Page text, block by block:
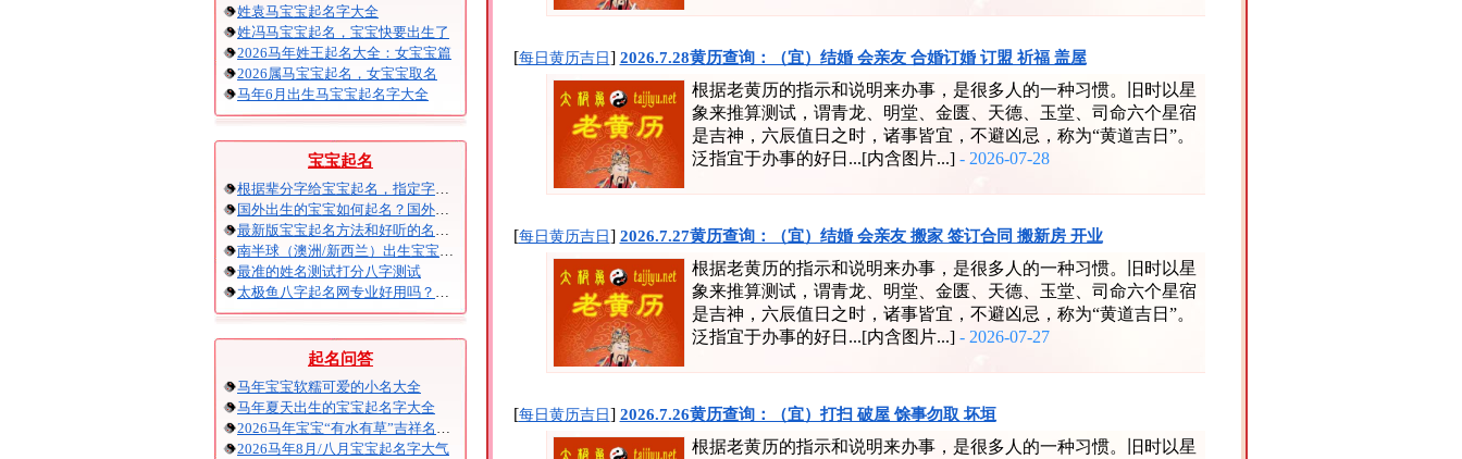
姓袁马宝宝起名字大全
姓冯马宝宝起名，宝宝快要出生了
2026马年姓王起名大全：女宝宝篇
2026属马宝宝起名，女宝宝取名
马年6月出生马宝宝起名字大全
宝宝起名
根据辈分字给宝宝起名，指定字宝宝起名大全
国外出生的宝宝如何起名？国外出生宝宝八字起名时间怎么算？
最新版宝宝起名方法和好听的名字精选
南半球（澳洲/新西兰）出生宝宝五行八字起名以及时间推算
最准的姓名测试打分八字测试
太极鱼八字起名网专业好用吗？太极鱼起名怎么样？
起名问答
马年宝宝软糯可爱的小名大全
马年夏天出生的宝宝起名字大全
2026马年宝宝“有水有草”吉祥名字大全
2026马年8月/八月宝宝起名字大气
[每日黄历吉日 ] 2026.7.28黄历查询：（宜）结婚 会亲友 合婚订婚 订盟 祈福 盖屋
根据老黄历的指示和说明来办事，是很多人的一种习惯。旧时以星
象来推算测试，谓青龙、明堂、金匮、天德、玉堂、司命六个星宿
是吉神，六辰值日之时，诸事皆宜，不避凶忌，称为“黄道吉日”。
泛指宜于办事的好日...[内含图片...] - 2026-07-28
[每日黄历吉日 ] 2026.7.27黄历查询：（宜）结婚 会亲友 搬家 签订合同 搬新房 开业
根据老黄历的指示和说明来办事，是很多人的一种习惯。旧时以星
象来推算测试，谓青龙、明堂、金匮、天德、玉堂、司命六个星宿
是吉神，六辰值日之时，诸事皆宜，不避凶忌，称为“黄道吉日”。
泛指宜于办事的好日...[内含图片...] - 2026-07-27
[每日黄历吉日 ] 2026.7.26黄历查询：（宜）打扫 破屋 馀事勿取 坏垣
根据老黄历的指示和说明来办事，是很多人的一种习惯。旧时以星